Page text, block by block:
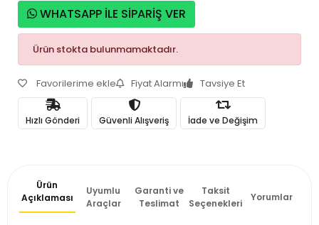
WHATSAPP İLE SİPARİŞ VER
Ürün stokta bulunmamaktadır.
Favorilerime ekle Fiyat Alarmı Tavsiye Et
Hızlı Gönderi Güvenli Alışveriş İade ve Değişim
Ürün
Açıklaması
Uyumlu
Araçlar
Garanti ve
Teslimat
Taksit
Seçenekleri
Yorumlar